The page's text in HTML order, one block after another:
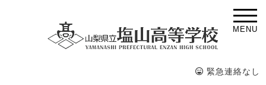
MENU
緊急連絡なし